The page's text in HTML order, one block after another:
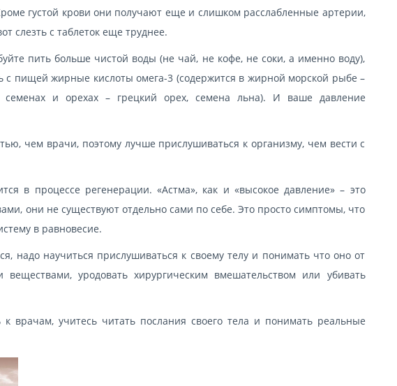
густой крови они получают еще и слишком расслабленные артерии,
слезть с таблеток еще труднее.
пить больше чистой воды (не чай, не кофе, не соки, а именно воду),
с пищей жирные кислоты омега-3 (содержится в жирной морской рыбе –
семенах и орехах – грецкий орех, семена льна). И ваше давление
чем врачи, поэтому лучше прислушиваться к организму, чем вести с
в процессе регенерации. «Астма», как и «высокое давление» – это
они не существуют отдельно сами по себе. Это просто симптомы, что
в равновесие.
надо научиться прислушиваться к своему телу и понимать что оно от
уродовать хирургическим вмешательством или убивать
врачам, учитесь читать послания своего тела и понимать реальные